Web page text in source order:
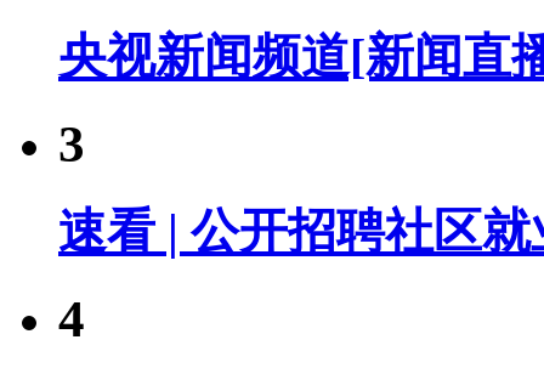
央视新闻频道[新闻直
3
速看 | 公开招聘社区
4